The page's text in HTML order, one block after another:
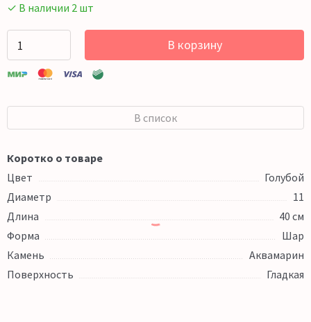
✓ В наличии 2 шт
В корзину
В список
Коротко о товаре
Цвет
Голубой
Диаметр
11
Длина
40 см
Форма
Шар
Камень
Аквамарин
Поверхность
Гладкая